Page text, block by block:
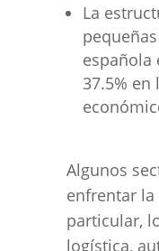
La
española
37.5% en
Algunos
enfrentar
particular,
logística,